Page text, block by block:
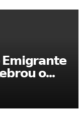
𝗼
𝗲 𝗼𝘀
𝘂𝗻𝗲𝗺